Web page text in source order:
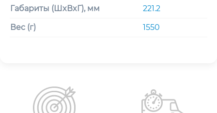
Габариты (ШxВxГ), мм
221.2
Вес (г) 1550